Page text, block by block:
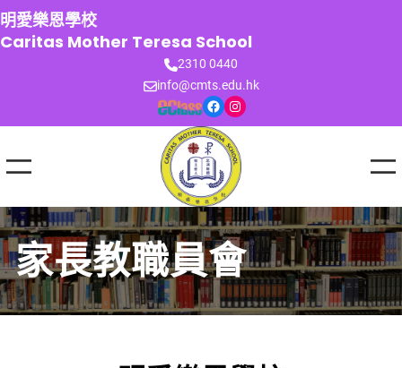
跳
至
主
明愛樂恩學校
Caritas Mother Teresa School
2310 0440
info@cmts.edu.hk
Facebook Instagram
家長教職員會